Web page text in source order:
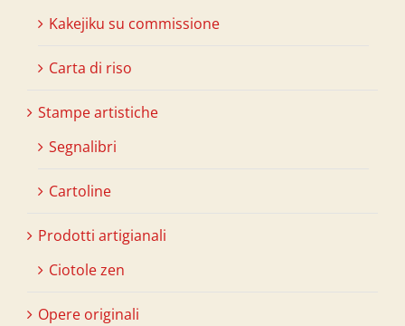
Kakejiku su commissione
Carta di riso
Stampe artistiche
Segnalibri
Cartoline
Prodotti artigianali
Ciotole zen
Opere originali